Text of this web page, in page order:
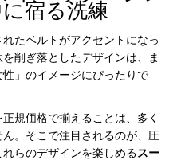
宿る洗練
たベルトがアクセントになっ
削ぎ落としたデザインは、ま
」のイメージにぴったりで
規価格で揃えることは、多く
。そこで注目されるのが、圧
らのデザインを楽しめるスー